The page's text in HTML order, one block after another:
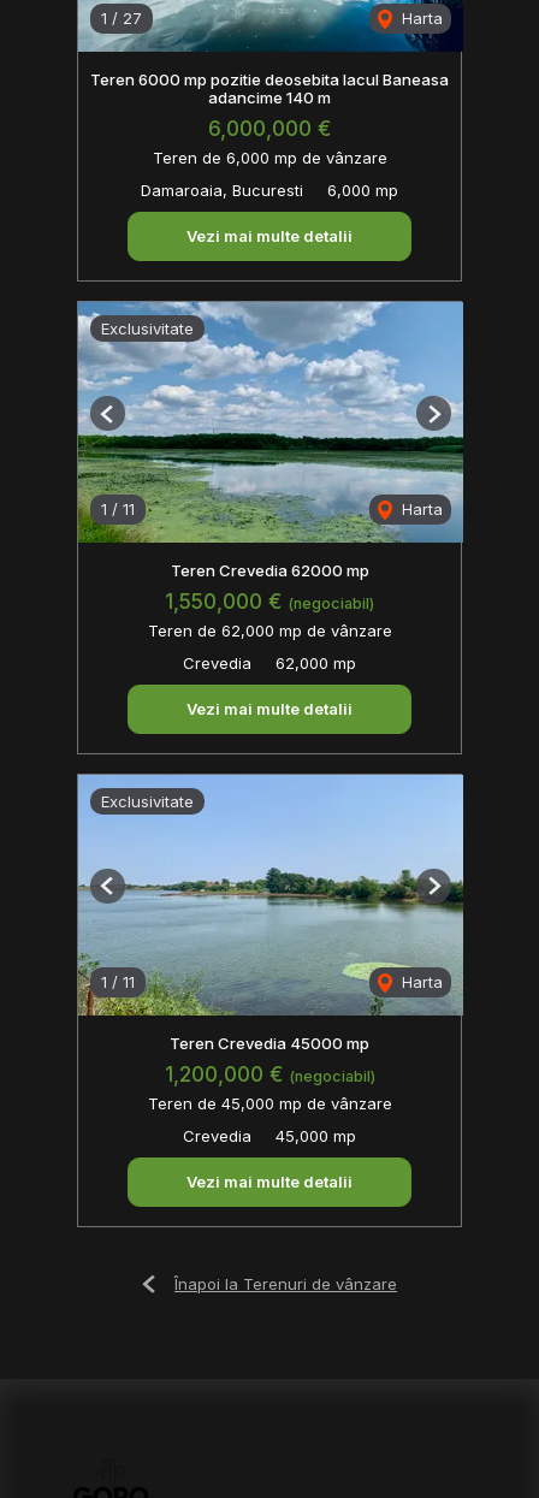
1 / 27 Harta
Teren 6000 mp pozitie deosebita lacul Baneasa
adancime 140 m
6,000,000 €
Teren de 6,000 mp de vânzare
Damaroaia, Bucuresti
6,000 mp
Vezi mai multe detalii
Exclusivitate
1 / 11 Harta
Previous Next
Teren Crevedia 62000 mp
1,550,000 € (negociabil)
Teren de 62,000 mp de vânzare
Crevedia
62,000 mp
Vezi mai multe detalii
Exclusivitate
1 / 11 Harta
Previous Next
Teren Crevedia 45000 mp
1,200,000 € (negociabil)
Teren de 45,000 mp de vânzare
Crevedia
45,000 mp
Vezi mai multe detalii
Înapoi la Terenuri de vânzare